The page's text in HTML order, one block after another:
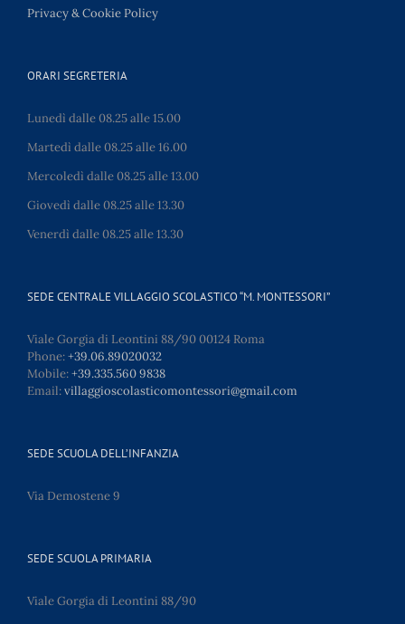
Privacy & Cookie Policy
ORARI SEGRETERIA
Lunedì dalle 08.25 alle 15.00
Martedì dalle 08.25 alle 16.00
Mercoledì dalle 08.25 alle 13.00
Giovedì dalle 08.25 alle 13.30
Venerdì dalle 08.25 alle 13.30
SEDE CENTRALE VILLAGGIO SCOLASTICO “M. MONTESSORI”
Viale Gorgia di Leontini 88/90 00124 Roma
Phone:+39.06.89020032
Mobile:+39.335.560 9838
Email:villaggioscolasticomontessori@gmail.com
SEDE SCUOLA DELL’INFANZIA
Via Demostene 9
SEDE SCUOLA PRIMARIA
Viale Gorgia di Leontini 88/90